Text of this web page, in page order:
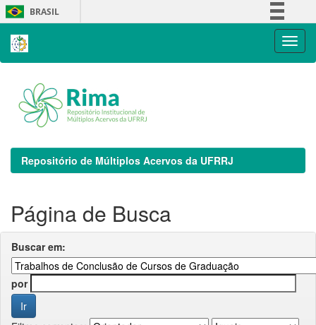
Skip
navigation
BRASIL
Repositório de Múltiplos Acervos da UFRRJ
Página de Busca
Buscar em:
por